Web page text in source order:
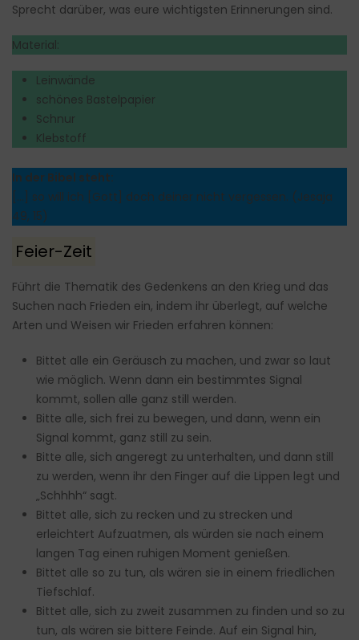
Sprecht darüber, was eure wichtigsten Erinnerungen sind.
Material:
Leinwände
schönes Bastelpapier
Schnur
Klebstoff
In der Bibel steht:
[…] so will ich [Gott] doch deiner nicht vergessen. (Jesaja
49, 15)
Feier-Zeit
Führt die Thematik des Gedenkens an den Krieg und das
Suchen nach Frieden ein, indem ihr überlegt, auf welche
Arten und Weisen wir Frieden erfahren können:
Bittet alle ein Geräusch zu machen, und zwar so laut
wie möglich. Wenn dann ein bestimmtes Signal
kommt, sollen alle ganz still werden.
Bitte alle, sich frei zu bewegen, und dann, wenn ein
Signal kommt, ganz still zu sein.
Bitte alle, sich angeregt zu unterhalten, und dann still
zu werden, wenn ihr den Finger auf die Lippen legt und
„Schhhh“ sagt.
Bittet alle, sich zu recken und zu strecken und
erleichtert Aufzuatmen, als würden sie nach einem
langen Tag einen ruhigen Moment genießen.
Bittet alle so zu tun, als wären sie in einem friedlichen
Tiefschlaf.
Bittet alle, sich zu zweit zusammen zu finden und so zu
tun, als wären sie bittere Feinde. Auf ein Signal hin,